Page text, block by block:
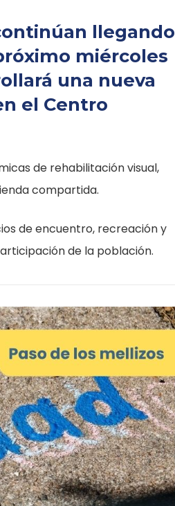
llegando
miércoles
una nueva
el Centro
de rehabilitación visual,
compartida.
de encuentro, recreación y
de la población.